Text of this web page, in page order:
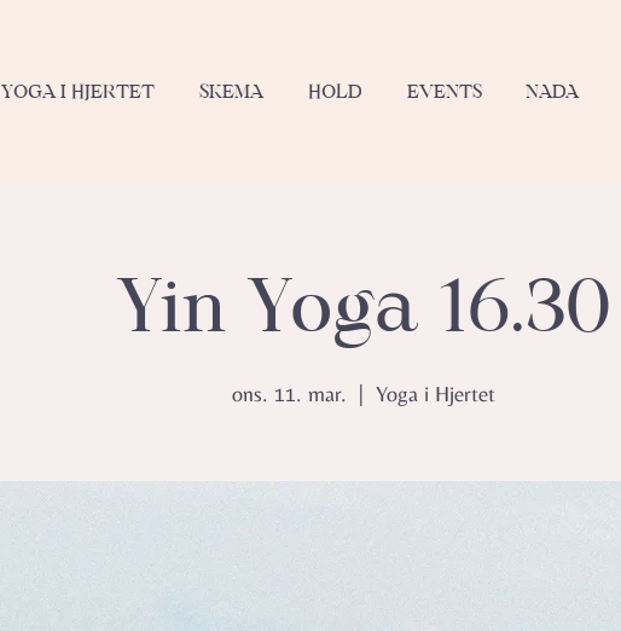
YOGA I HJERTET SKEMA HOLD EVENTS NADA
Yin Yoga 16.30
ons. 11. mar. Yoga i Hjertet